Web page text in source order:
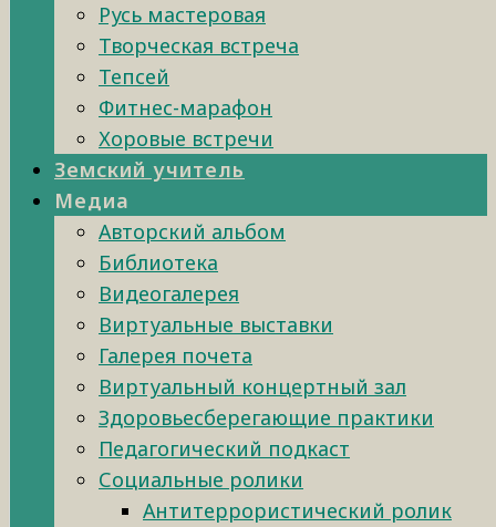
Русь мастеровая
Творческая встреча
Тепсей
Фитнес-марафон
Хоровые встречи
Земский учитель
Медиа
Авторский альбом
Библиотека
Видеогалерея
Виртуальные выставки
Галерея почета
Виртуальный концертный зал
Здоровьесберегающие практики
Педагогический подкаст
Социальные ролики
Антитеррористический ролик